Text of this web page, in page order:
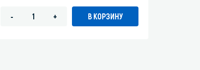
- + В КОРЗИНУ